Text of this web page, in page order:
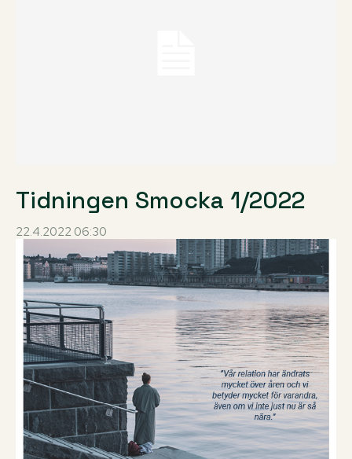
Tidningen Smocka 1/2022
22.4.2022 06:30